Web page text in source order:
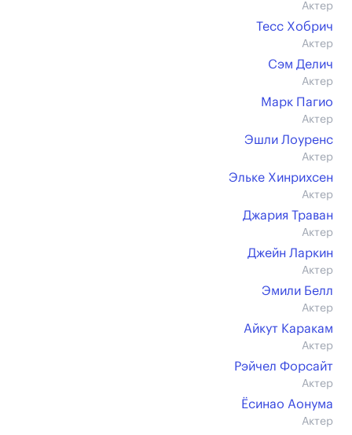
Актер
Тесс Хобрич
Актер
Сэм Делич
Актер
Марк Пагио
Актер
Эшли Лоуренс
Актер
Эльке Хинрихсен
Актер
Джария Траван
Актер
Джейн Ларкин
Актер
Эмили Белл
Актер
Айкут Каракам
Актер
Рэйчел Форсайт
Актер
Ёсинао Аонума
Актер